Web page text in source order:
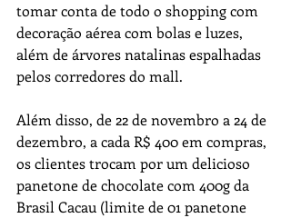
tomar conta de todo o shopping com
decoração aérea com bolas e luzes,
além de árvores natalinas espalhadas
pelos corredores do mall.
Além disso, de 22 de novembro a 24 de
dezembro, a cada R$ 400 em compras,
os clientes trocam por um delicioso
panetone de chocolate com 400g da
Brasil Cacau (limite de 01 panetone